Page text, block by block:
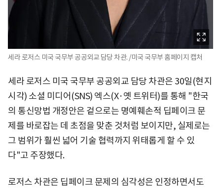
세라 로저스 미국 국무부 공공외교 담당 차관. /미국 국무부 홈페이지 캡처
세라 로저스 미국 국무부 공공외교 담당 차관은 30일(현지
시각) 소셜 미디어(SNS) 엑스(X·옛 트위터)를 통해 "한국
의 통신망법 개정안은 겉으로는 명예훼손적 딥페이크 문
제를 바로잡는 데 초점을 맞춘 것처럼 보이지만, 실제로는
그 범위가 훨씬 넓어 기술 협력까지 위태롭게 할 수 있
다"고 주장했다.
로저스 차관은 딥페이크 문제의 심각성은 인정하면서도